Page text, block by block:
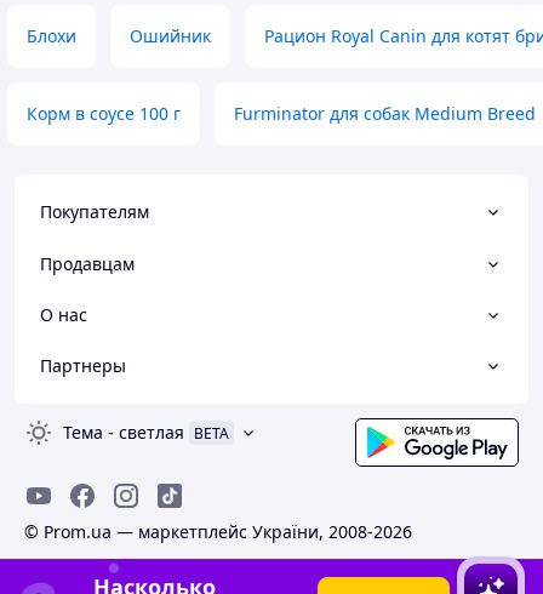
Блохи Ошийник Рацион Royal Canin для котят
Корм в соусе 100 г Furminator для собак Medium Breed
Покупателям
Продавцам
О нас
Партнеры
Тема - светлая BETA
© Prom.ua — маркетплейс України, 2008-2026
Насколько